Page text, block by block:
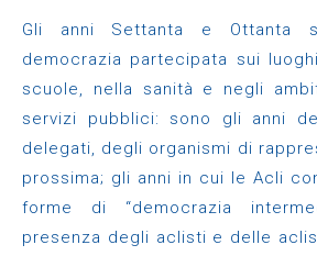
Gli anni Settanta e Ottanta
democrazia partecipata sui
scuole, nella sanità e negli
servizi pubblici: sono gli anni
delegati, degli organismi di
prossima; gli anni in cui le Acli
forme di “democrazia
presenza degli aclisti e delle